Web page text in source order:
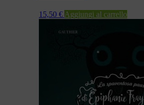
15,50 € Aggiungi al carrello